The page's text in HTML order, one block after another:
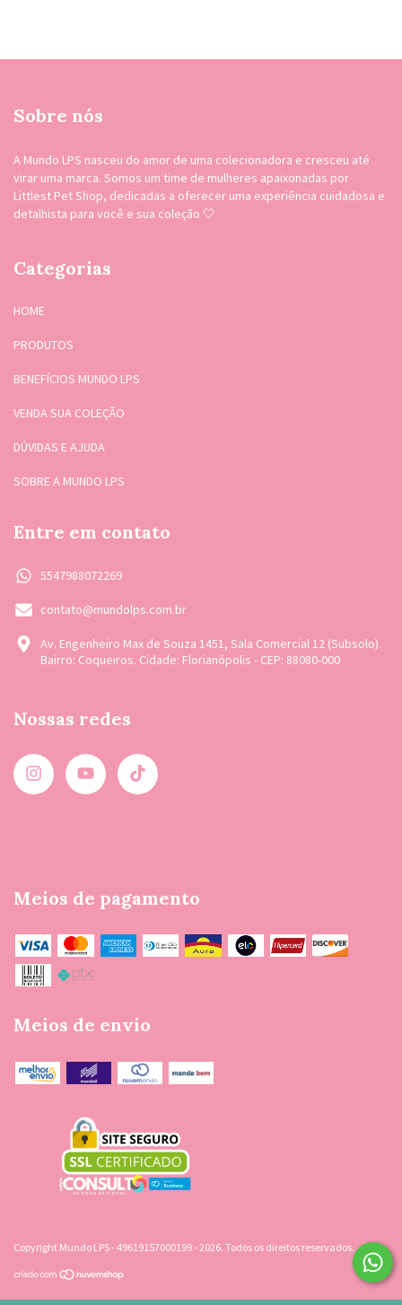
Sobre nós
A Mundo LPS nasceu do amor de uma colecionadora e cresceu até
virar uma marca. Somos um time de mulheres apaixonadas por
Littlest Pet Shop, dedicadas a oferecer uma experiência cuidadosa e
detalhista para você e sua coleção 🤍
Categorias
HOME
PRODUTOS
BENEFÍCIOS MUNDO LPS
VENDA SUA COLEÇÃO
DÚVIDAS E AJUDA
SOBRE A MUNDO LPS
Entre em contato
5547988072269
contato@mundolps.com.br
Av. Engenheiro Max de Souza 1451, Sala Comercial 12 (Subsolo).
Bairro: Coqueiros. Cidade: Florianópolis - CEP: 88080-000
Nossas redes
Meios de pagamento
Meios de envio
Copyright Mundo LPS - 49619157000199 - 2026. Todos os direitos reservados.